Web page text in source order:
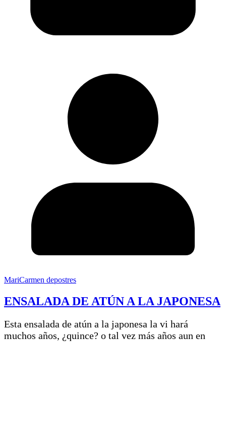
MariCarmen depostres
ENSALADA DE ATÚN A LA JAPONESA
Esta ensalada de atún a la japonesa la vi hará
muchos años, ¿quince? o tal vez más años aun en